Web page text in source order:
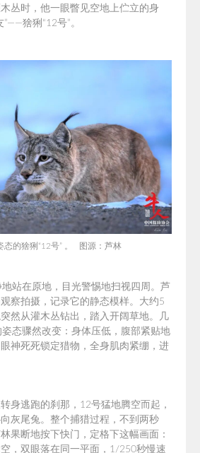
丛时，他一眼瞥见空地上伫立的身
猞猁“12号”。
态的猞猁“12号” 。 图源：芦林
站在原地，目光警惕地扫视四周。芦
察拍摄，记录它的静态模样。 大约5
然从灌木丛钻出，踏入开阔草地。几
态骤然改变：身体压低，腹部紧贴地
神死死锁定猎物，全身肌肉紧绷，进
身逃跑的刹那，12号猛地腾空而起，
灰尾兔 。整个捕猎过程，不到两秒
果断地按下快门，定格下这幅画面：
，双眼落在同一平面， 1/250秒慢速